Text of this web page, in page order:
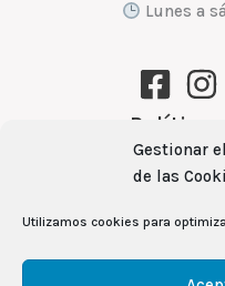
Gestionar
de las
Utilizamos cookies para
Lunes a
Política
Política
Ver